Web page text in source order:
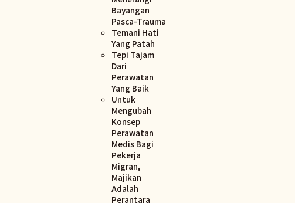
Bayangan
Pasca-Trauma
Temani Hati
Yang Patah
Tepi Tajam
Dari
Perawatan
Yang Baik
Untuk
Mengubah
Konsep
Perawatan
Medis Bagi
Pekerja
Migran,
Majikan
Adalah
Perantara